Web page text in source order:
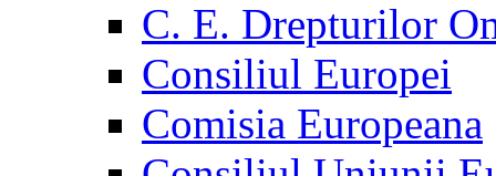
C. E. Drepturilor
Consiliul Europei
Comisia Europeana